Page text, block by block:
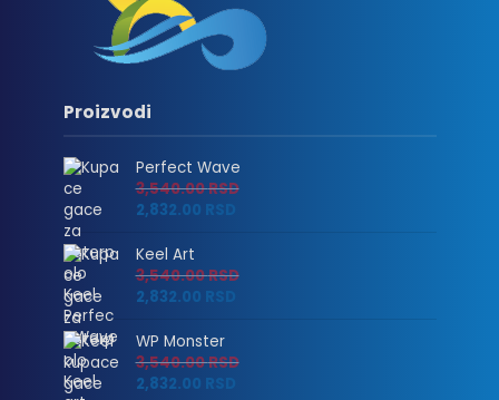
Proizvodi
Perfect Wave
3,540.00RSD
2,832.00 RSD
Keel Art
3,540.00RSD
2,832.00 RSD
WP Monster
3,540.00RSD
2,832.00 RSD